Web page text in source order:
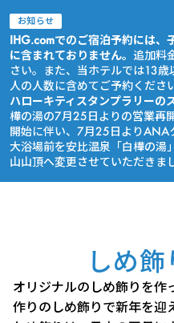
お知らせ
IHG.comでのご宿泊予約には
に含まれておりません。 追加料
さい。また、当ホテルでは13
人の人数に含めてご予約ください
ハローキティスタンプラリーの
樺の湯の7月25日よりの営業再
開始に伴い、7月25日よりANA
大浴場前を安比温泉「白樺の湯
山山頂へ変更させていただきま
しめ
オリジナルのしめ飾りを
作りのしめ飾りで新年を迎